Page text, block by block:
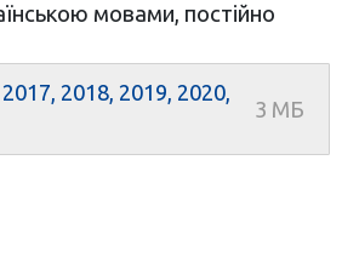
мовами, постійно
2018, 2019, 2020,